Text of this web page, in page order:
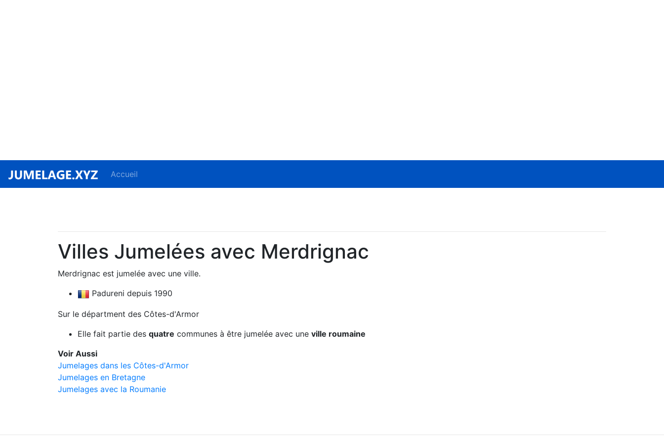
Accueil
Villes Jumelées avec Merdrignac
Merdrignac est jumelée avec une ville.
Padureni depuis 1990
Sur le départment des Côtes-d'Armor
Elle fait partie des quatre communes à être jumelée avec une ville roumaine
Voir Aussi
Jumelages dans les Côtes-d'Armor
Jumelages en Bretagne
Jumelages avec la Roumanie